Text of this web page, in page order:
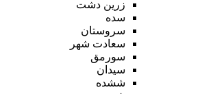
زرین دشت
سده
سروستان
سعادت شهر
سورمق
سیدان
ششده